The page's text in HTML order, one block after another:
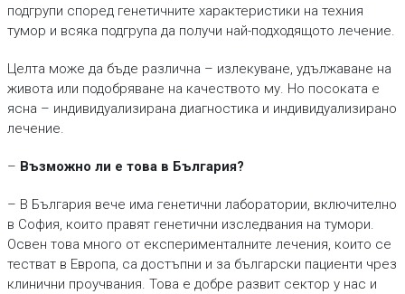
подгрупи според генетичните характеристики на техния
тумор и всяка подгрупа да получи най-подходящото лечение.
Целта може да бъде различна – излекуване, удължаване на
живота или подобряване на качеството му. Но посоката е
ясна – индивидуализирана диагностика и индивидуализирано
лечение.
– Възможно ли е това в България?
– В България вече има генетични лаборатории, включително
в София, които правят генетични изследвания на тумори.
Освен това много от експерименталните лечения, които се
тестват в Европа, са достъпни и за български пациенти чрез
клинични проучвания. Това е добре развит сектор у нас и